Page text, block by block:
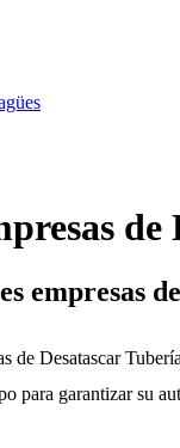
de
empresas
de Desatascar
para garantizar su